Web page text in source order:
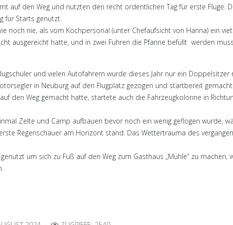
auf den Weg und nutzten den recht ordentlichen Tag für erste Flüge.
für Starts genutzt.
noch nie, als vom Kochpersonal (unter Chefaufsicht von Hanna) ein
ausgereicht hatte, und in zwei Fuhren die Pfanne befüllt werden
und vielen Autofahrern wurde dieses Jahr nur ein
in Neuburg auf den Flugplatz gezogen und startbereit
den Weg gemacht hatte, startete auch die Fahrzeugkolonne in
Zelte und Camp aufbauen bevor noch ein wenig geflogen wurde,
Regenschauer am Horizont stand. Das Wettertrauma des
um sich zu Fuß auf den Weg zum Gasthaus „Mühle“ zu